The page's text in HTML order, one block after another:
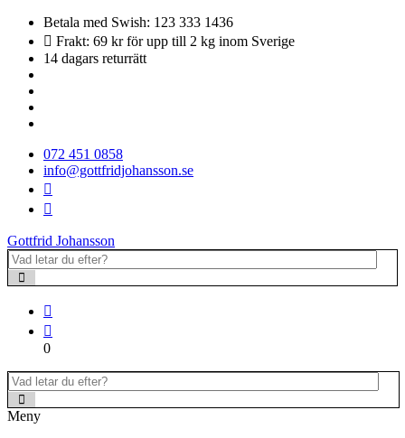
Betala med Swish: 123 333 1436
Frakt: 69 kr för upp till 2 kg inom Sverige
14 dagars returrätt
072 451 0858
info@gottfridjohansson.se
Gottfrid Johansson
0
Meny